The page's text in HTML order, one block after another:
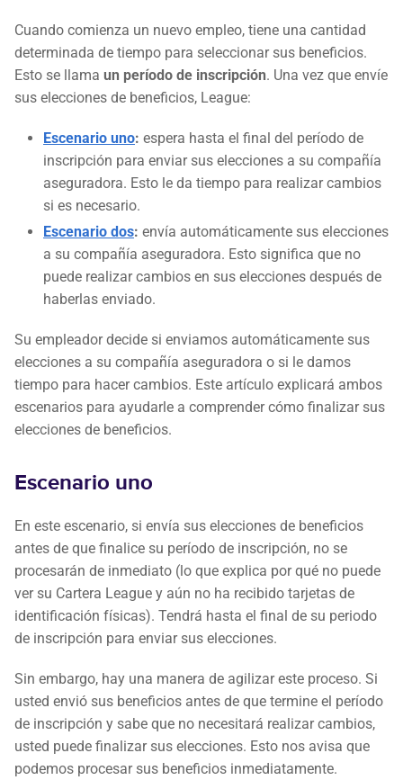
Cuando comienza un nuevo empleo, tiene una cantidad
determinada de tiempo para seleccionar sus beneficios.
Esto se llama un período de inscripción. Una vez que envíe
sus elecciones de beneficios, League:
Escenario uno: espera hasta el final del período de
inscripción para enviar sus elecciones a su compañía
aseguradora. Esto le da tiempo para realizar cambios
si es necesario.
Escenario dos: envía automáticamente sus elecciones
a su compañía aseguradora. Esto significa que no
puede realizar cambios en sus elecciones después de
haberlas enviado.
Su empleador decide si enviamos automáticamente sus
elecciones a su compañía aseguradora o si le damos
tiempo para hacer cambios. Este artículo explicará ambos
escenarios para ayudarle a comprender cómo finalizar sus
elecciones de beneficios.
Escenario uno
En este escenario, si envía sus elecciones de beneficios
antes de que finalice su período de inscripción, no se
procesarán de inmediato (lo que explica por qué no puede
ver su Cartera League y aún no ha recibido tarjetas de
identificación físicas). Tendrá hasta el final de su periodo
de inscripción para enviar sus elecciones.
Sin embargo, hay una manera de agilizar este proceso. Si
usted envió sus beneficios antes de que termine el período
de inscripción y sabe que no necesitará realizar cambios,
usted puede finalizar sus elecciones. Esto nos avisa que
podemos procesar sus beneficios inmediatamente.